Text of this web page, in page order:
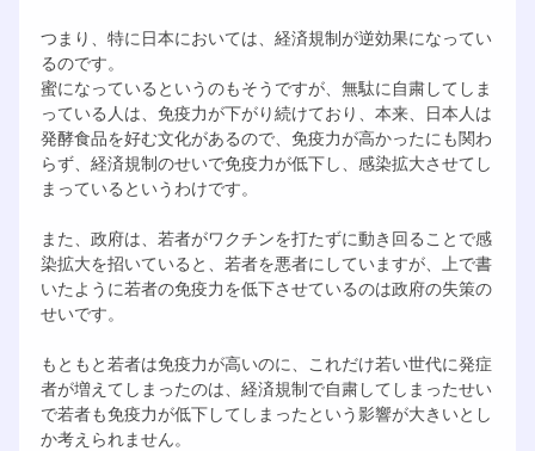
つまり、特に日本においては、経済規制が逆効果になってい
るのです。
蜜になっているというのもそうですが、無駄に自粛してしま
っている人は、免疫力が下がり続けており、本来、日本人は
発酵食品を好む文化があるので、免疫力が高かったにも関わ
らず、経済規制のせいで免疫力が低下し、感染拡大させてし
まっているというわけです。
また、政府は、若者がワクチンを打たずに動き回ることで感
染拡大を招いていると、若者を悪者にしていますが、上で書
いたように若者の免疫力を低下させているのは政府の失策の
せいです。
もともと若者は免疫力が高いのに、これだけ若い世代に発症
者が増えてしまったのは、経済規制で自粛してしまったせい
で若者も免疫力が低下してしまったという影響が大きいとし
か考えられません。